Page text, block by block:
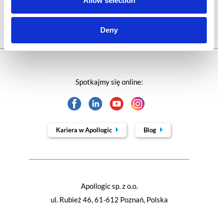
Deny
Apollogic sp. z o.o.
ul. Rubież 46, 61-612 Poznań, Polska
Spotkajmy się online:
Kariera w Apollogic Blog